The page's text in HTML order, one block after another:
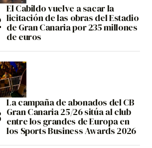
El Cabildo vuelve a sacar la
licitación de las obras del Estadio
de Gran Canaria por 235 millones
de euros
La campaña de abonados del CB
Gran Canaria 25/26 sitúa al club
entre los grandes de Europa en
los Sports Business Awards 2026